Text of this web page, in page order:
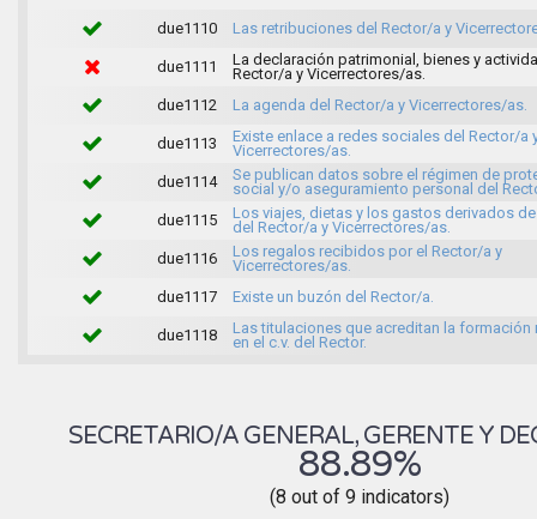
due1110 Las retribuciones del Rector/a y
due1111
La declaración patrimonial, bienes y
Rector/a y Vicerrectores/as.
due1112
La agenda del Rector/a y Vicerrectores/as.
due1113
Existe enlace a redes sociales del Rector/a
Vicerrectores/as.
due1114
Se publican datos sobre el régimen de
social y/o aseguramiento personal del
due1115
Los viajes, dietas y los gastos derivados
del Rector/a y Vicerrectores/as.
due1116
Los regalos recibidos por el Rector/a y
Vicerrectores/as.
due1117
Existe un buzón del Rector/a.
due1118
Las titulaciones que acreditan la formación
en el c.v. del Rector.
SECRETARIO/A GENERAL, GERENTE Y
88.89%
(8 out of 9 indicators)